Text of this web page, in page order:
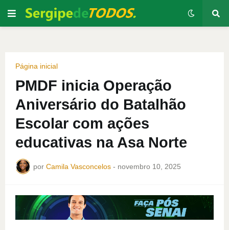
Página inicial
PMDF inicia Operação
Aniversário do Batalhão
Escolar com ações
educativas na Asa Norte
por Camila Vasconcelos - novembro 10, 2025